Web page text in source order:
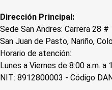
Dirección Principal:
Sede San Andres: Carrera 28 #
San Juan de Pasto, Nariño,
Horario de atención:
Lunes a Viernes de 8:00 a.m. a
NIT: 8912800003 - Código